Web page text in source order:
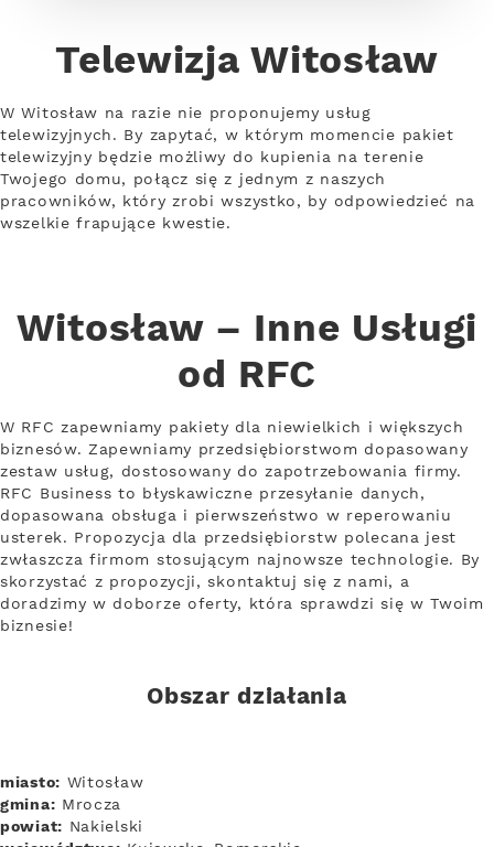
Telewizja Witosław
W Witosław na razie nie proponujemy usług
telewizyjnych. By zapytać, w którym momencie pakiet
telewizyjny będzie możliwy do kupienia na terenie
Twojego domu, połącz się z jednym z naszych
pracowników, który zrobi wszystko, by odpowiedzieć na
wszelkie frapujące kwestie.
Witosław – Inne Usługi
od RFC
W RFC zapewniamy pakiety dla niewielkich i większych
biznesów. Zapewniamy przedsiębiorstwom dopasowany
zestaw usług, dostosowany do zapotrzebowania firmy.
RFC Business to błyskawiczne przesyłanie danych,
dopasowana obsługa i pierwszeństwo w reperowaniu
usterek. Propozycja dla przedsiębiorstw polecana jest
zwłaszcza firmom stosującym najnowsze technologie. By
skorzystać z propozycji, skontaktuj się z nami, a
doradzimy w doborze oferty, która sprawdzi się w Twoim
biznesie!
Obszar działania
miasto: Witosław
gmina: Mrocza
powiat: Nakielski